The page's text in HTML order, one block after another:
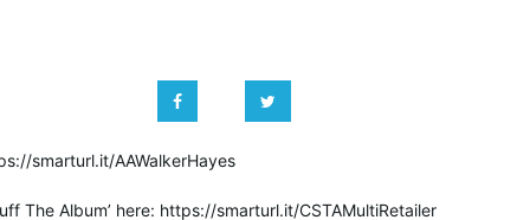
smarturl.it/AAWalkerHayes
The Album’ here: https://smarturl.it/CSTAMultiRetailer